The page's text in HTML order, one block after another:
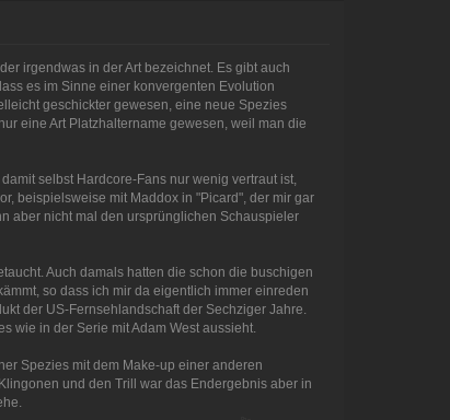
irgendwas in der Art bezeichnet. Es gibt auch
es im Sinne einer konvergenten Evolution
geschickter gewesen, eine neue Spezies
eine Art Platzhaltername gewesen, weil man die
selbst Hardcore-Fans nur wenig vertraut ist,
beispielsweise mit Maddox in "Picard", der mir gar
aber nicht mal den ursprünglichen Schauspieler
Auch damals hatten die schon die buschigen
so dass ich mir da eigentlich immer einreden
der US-Fernsehlandschaft der Sechziger Jahre.
wie in der Serie mit Adam West aussieht.
Spezies mit dem Make-up einer anderen
und den Trill war das Endergebnis aber in